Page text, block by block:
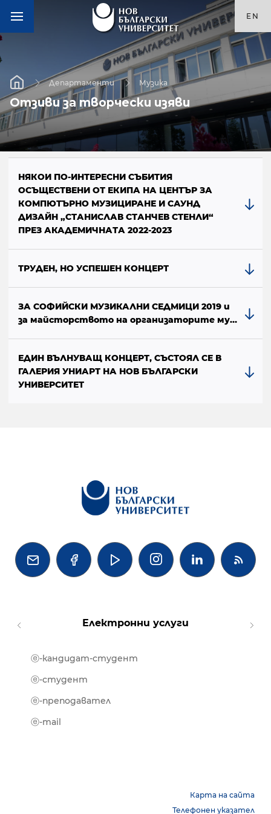
EN
Департаменти Музика
Отзиви за творчески изяви
НЯКОИ ПО-ИНТЕРЕСНИ СЪБИТИЯ
ОСЪЩЕСТВЕНИ ОТ ЕКИПА НА ЦЕНТЪР ЗА
КОМПЮТЪРНО МУЗИЦИРАНЕ И САУНД
ДИЗАЙН „СТАНИСЛАВ СТАНЧЕВ СТЕНЛИ“
ПРЕЗ АКАДЕМИЧНАТА 2022-2023
ТРУДЕН, НО УСПЕШЕН КОНЦЕРТ
ЗА СОФИЙСКИ МУЗИКАЛНИ СЕДМИЦИ 2019 и
за майсторството на организаторите му…
ЕДИН ВЪЛНУВАЩ КОНЦЕРТ, СЪСТОЯЛ СЕ В
ГАЛЕРИЯ УНИАРТ НА НОВ БЪЛГАРСКИ
УНИВЕРСИТЕТ
   
Електронни услуги
ⓔ-кандидат-студент
ⓔ-студент
ⓔ-преподавател
ⓔ-mail
Карта на сайта
Телефонен указател